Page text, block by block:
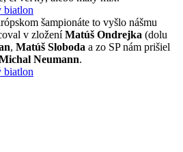
biatlon
šampionáte to vyšlo nášmu
v zloženíMatúš Ondrejka (dolu
, Matúš Sloboda a zo SP nám prišiel
Neumann.
biatlon